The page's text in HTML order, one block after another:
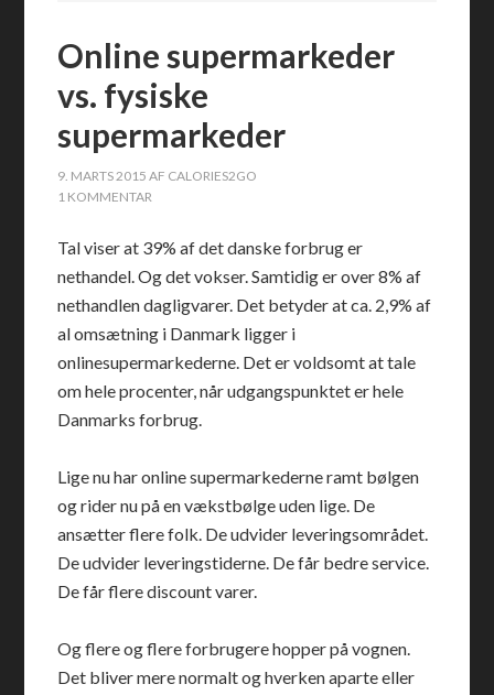
Online supermarkeder
vs. fysiske
supermarkeder
9. MARTS 2015 AF CALORIES2GO
1 KOMMENTAR
Tal viser at 39% af det danske forbrug er
nethandel. Og det vokser. Samtidig er over 8% af
nethandlen dagligvarer. Det betyder at ca. 2,9% af
al omsætning i Danmark ligger i
onlinesupermarkederne. Det er voldsomt at tale
om hele procenter, når udgangspunktet er hele
Danmarks forbrug.
Lige nu har online supermarkederne ramt bølgen
og rider nu på en vækstbølge uden lige. De
ansætter flere folk. De udvider leveringsområdet.
De udvider leveringstiderne. De får bedre service.
De får flere discount varer.
Og flere og flere forbrugere hopper på vognen.
Det bliver mere normalt og hverken aparte eller